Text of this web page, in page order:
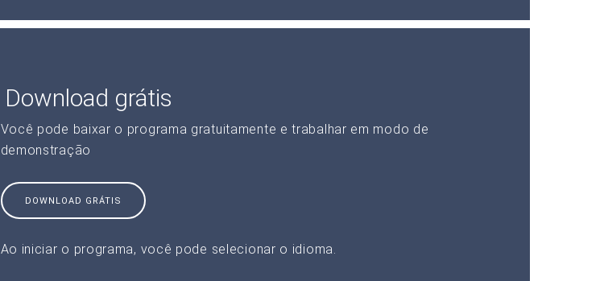
Download grátis
Você pode baixar o programa gratuitamente e trabalhar em modo de
demonstração
DOWNLOAD GRÁTIS
Ao iniciar o programa, você pode selecionar o idioma.